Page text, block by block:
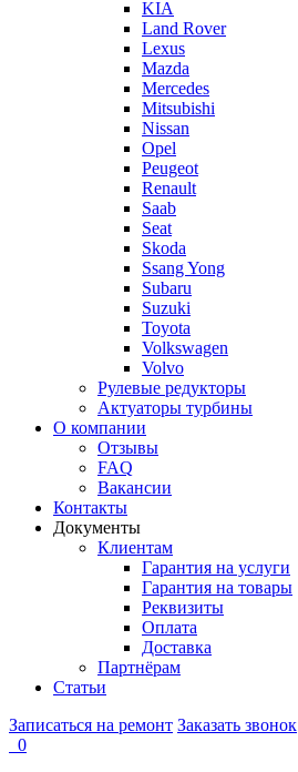
KIA
Land Rover
Lexus
Mazda
Mercedes
Mitsubishi
Nissan
Opel
Peugeot
Renault
Saab
Seat
Skoda
Ssang Yong
Subaru
Suzuki
Toyota
Volkswagen
Volvo
Рулевые редукторы
Актуаторы турбины
О компании
Отзывы
FAQ
Вакансии
Контакты
Документы
Клиентам
Гарантия на услуги
Гарантия на товары
Реквизиты
Оплата
Доставка
Партнёрам
Статьи
Записаться на ремонт Заказать звонок
0